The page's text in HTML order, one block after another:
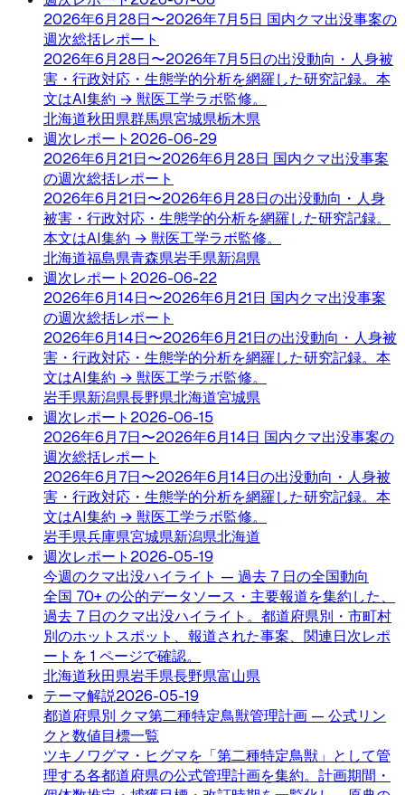
2026年6月28日〜2026年7月5日 国内クマ出没事案の
週次総括レポート
2026年6月28日〜2026年7月5日の出没動向・人身被
害・行政対応・生態学的分析を網羅した研究記録。本
文はAI集約 → 獣医工学ラボ監修。
北海道秋田県群馬県宮城県栃木県
週次レポート 2026-06-29
2026年6月21日〜2026年6月28日 国内クマ出没事案
の週次総括レポート
2026年6月21日〜2026年6月28日の出没動向・人身
被害・行政対応・生態学的分析を網羅した研究記録。
本文はAI集約 → 獣医工学ラボ監修。
北海道福島県青森県岩手県新潟県
週次レポート 2026-06-22
2026年6月14日〜2026年6月21日 国内クマ出没事案
の週次総括レポート
2026年6月14日〜2026年6月21日の出没動向・人身被
害・行政対応・生態学的分析を網羅した研究記録。本
文はAI集約 → 獣医工学ラボ監修。
岩手県新潟県長野県北海道宮城県
週次レポート 2026-06-15
2026年6月7日〜2026年6月14日 国内クマ出没事案の
週次総括レポート
2026年6月7日〜2026年6月14日の出没動向・人身被
害・行政対応・生態学的分析を網羅した研究記録。本
文はAI集約 → 獣医工学ラボ監修。
岩手県兵庫県宮城県新潟県北海道
週次レポート 2026-05-19
今週のクマ出没ハイライト — 過去 7 日の全国動向
全国 70+ の公的データソース・主要報道を集約した、
過去 7 日のクマ出没ハイライト。都道府県別・市町村
別のホットスポット、報道された事案、関連日次レポ
ートを 1 ページで確認。
北海道秋田県岩手県長野県富山県
テーマ解説2026-05-19
都道府県別 クマ第二種特定鳥獣管理計画 — 公式リン
クと数値目標一覧
ツキノワグマ・ヒグマを「第二種特定鳥獣」として管
理する各都道府県の公式管理計画を集約。計画期間・